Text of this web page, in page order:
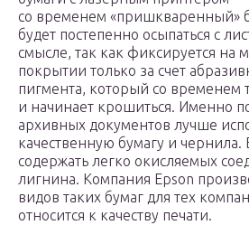
со временем «пришкваренный»
будет постепенно осыпаться с
смысле, так как фиксируется на
покрытии только за счет
пигмента, который со временем
и начинает крошиться. Именно
архивных документов лучше
качественную бумагу и чернила.
содержать легко окисляемых
лигнина. Компания Epson
видов таких бумаг для тех
относится к качеству печати.